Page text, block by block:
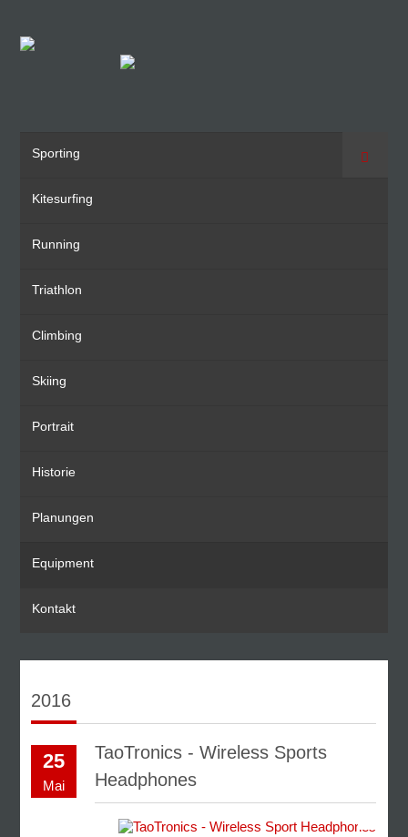
Sporting
Kitesurfing
Running
Triathlon
Climbing
Skiing
Portrait
Historie
Planungen
Equipment
Kontakt
Suche
2016
25
Mai
TaoTronics - Wireless Sports
Headphones